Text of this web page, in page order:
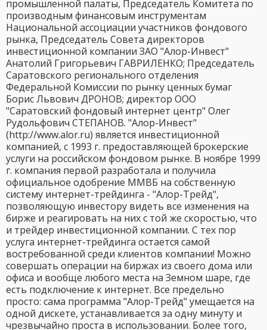
промышленной палаты, Председатель Комитета по
производным финансовым инструментам
Национальной ассоциации участников фондового
рынка, Председатель Совета директоров
инвестиционной компании ЗАО "Алор-Инвест"
Анатолий Григорьевич ГАВРИЛЕНКО; Председатель
Саратовского регионального отделения
Федеральной Комиссии по рынку ценных бумаг
Борис Львович ДРОНОВ; директор ООО
"Саратовский фондовый интернет центр" Олег
Рудольфович СТЕПАНОВ. "Алор-Инвест"
(http://www.alor.ru) является инвестиционной
компанией, с 1993 г. предоставляющей брокерские
услуги на российском фондовом рынке. В ноябре 1999
г. компания первой разработала и получила
официальное одобрение ММВБ на собственную
систему интернет-трейдинга - "Алор-Трейд",
позволяющую инвестору видеть все изменения на
бирже и реагировать на них с той же скоростью, что
и трейдер инвестиционной компании. С тех пор
услуга интернет-трейдинга остается самой
востребованной среди клиентов компании! Можно
совершать операции на биржах из своего дома или
офиса и вообще любого места на Земном шаре, где
есть подключение к интернет. Все предельно
просто: сама программа "Алор-Трейд" умещается на
одной дискете, устанавливается за одну минуту и
чрезвычайно проста в использовании. Более того,